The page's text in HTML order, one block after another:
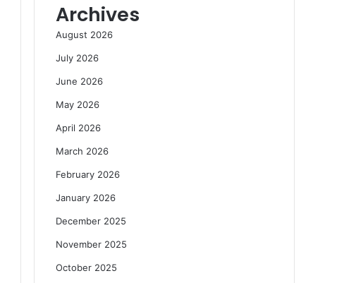
Archives
August 2026
July 2026
June 2026
May 2026
April 2026
March 2026
February 2026
January 2026
December 2025
November 2025
October 2025